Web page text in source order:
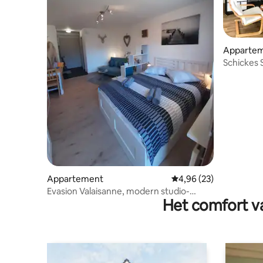
Appartement Gemiddelde
4,96 (23)
Evasion Valaisanne, modern studio-
appartement met uitzicht op het zuiden
Schickes
Het comfort